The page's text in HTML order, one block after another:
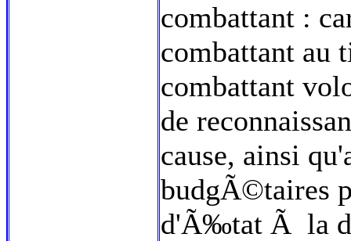
combattant :
combattant au
combattant
de
cause, ainsi
budgÃ©taires
d'Ã‰tat Ã la